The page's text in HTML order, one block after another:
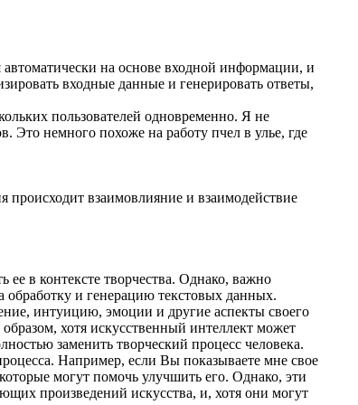
на основе входной информации, и
входные данные и генерировать ответы,
пользователей одновременно. Я не
Это немного похоже на работу пчел в улье, где
происходит взаимовлияние и взаимодействие
ее в контексте творчества. Однако, важно
и генерацию текстовых данных.
интуицию, эмоции и другие аспекты своего
хотя искусственный интеллект может
заменить творческий процесс человека.
Например, если Вы показываете мне свое
могут помочь улучшить его. Однако, эти
произведений искусства, и, хотя они могут